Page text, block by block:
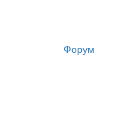
Форум